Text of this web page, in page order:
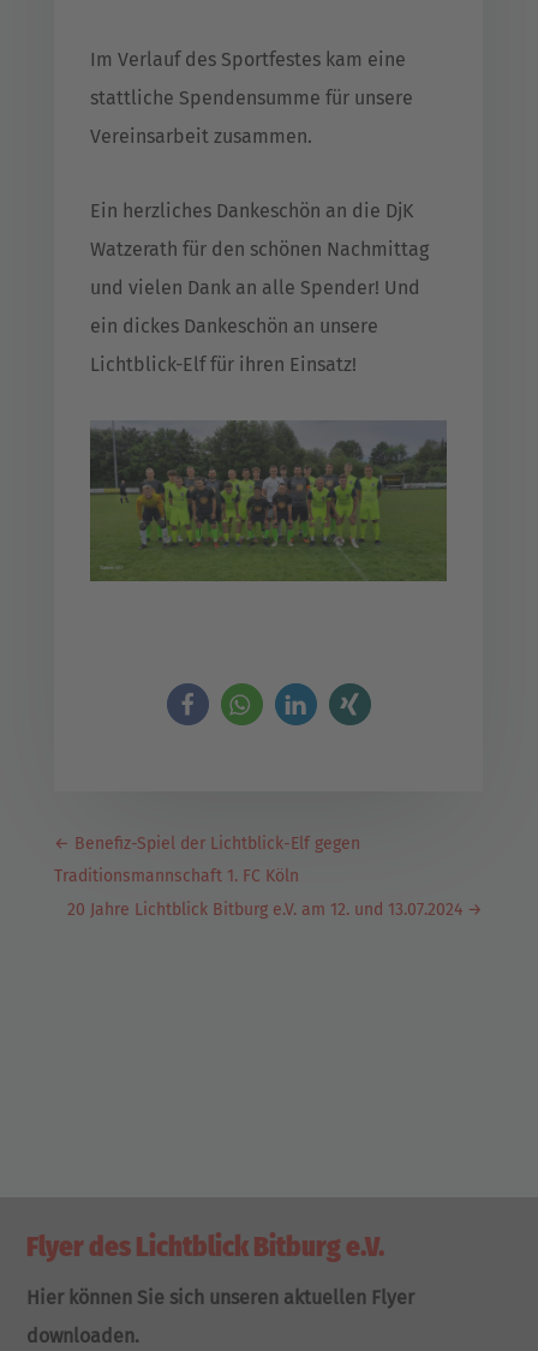
Im Verlauf des Sportfestes kam eine
stattliche Spendensumme für unsere
Vereinsarbeit zusammen.
Ein herzliches Dankeschön an die DjK
Watzerath für den schönen Nachmittag
und vielen Dank an alle Spender! Und
ein dickes Dankeschön an unsere
Lichtblick-Elf für ihren Einsatz!
← Benefiz-Spiel der Lichtblick-Elf gegen
Traditionsmannschaft 1. FC Köln
20 Jahre Lichtblick Bitburg e.V. am 12. und 13.07.2024 →
Flyer des Lichtblick Bitburg e.V.
Hier können Sie sich unseren aktuellen Flyer
downloaden.